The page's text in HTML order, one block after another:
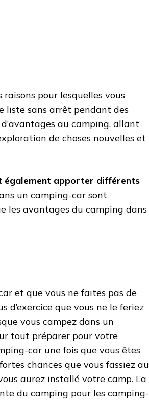
raisons pour lesquelles vous
liste sans arrêt pendant des
au camping, allant
de choses nouvelles et
également apporter différents
un camping-car sont
les avantages du camping dans
et que vous ne faites pas de
d’exercice que vous ne le feriez
vous campez dans un
tout préparer pour votre
car une fois que vous êtes
chances que vous fassiez au
aurez installé votre camp. La
du camping pour les camping-